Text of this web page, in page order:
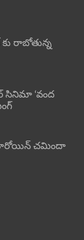
రాబోతున్న
సినిమా ‘వంద
హీరోయిన్‌ చమిందా